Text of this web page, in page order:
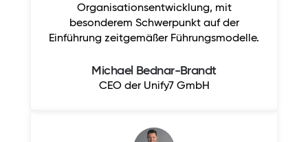
Organisationsentwicklung, mit
besonderem Schwerpunkt auf der
Einführung zeitgemäßer Führungsmodelle.
Michael Bednar-Brandt
CEO der Unify7 GmbH